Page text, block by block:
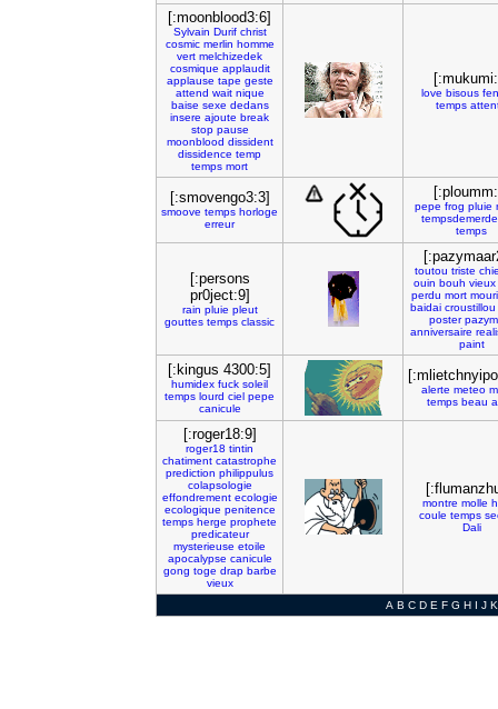
[:moonblood3:6]
Sylvain Durif christ
cosmic merlin homme
vert melchizedek
cosmique applaudit
applause tape geste
attend wait nique
baise sexe dedans
insere ajoute break
stop pause
moonblood dissident
dissidence temp
temps mort
love bisous
temps
[:smovengo3:3]
smoove temps horloge
erreur
pepe frog pluie
tempsdemerde
temps
[:persons
pr0ject:9]
rain pluie pleut
gouttes temps classic
toutou triste
ouin bouh vieux
perdu mort
baidai croustillou
poster
anniversaire
paint
[:kingus 4300:5]
humidex fuck soleil
temps lourd ciel pepe
canicule
alerte meteo
temps beau
[:roger18:9]
roger18 tintin
chatiment catastrophe
prediction philippulus
colapsologie
effondrement ecologie
ecologique penitence
temps herge prophete
predicateur
mysterieuse etoile
apocalypse canicule
gong toge drap barbe
vieux
montre molle
coule temps
Dali
A B C D E F G H I J K